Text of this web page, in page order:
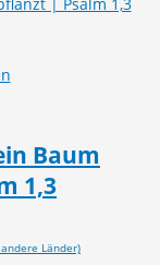
Baum
1,3
Länder)